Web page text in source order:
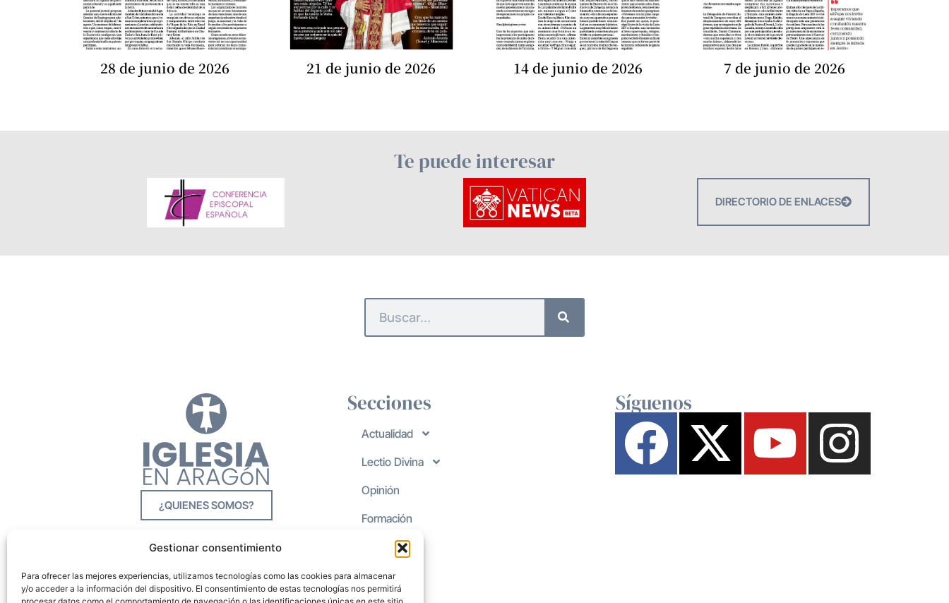
Gestionar consentimiento
Para ofrecer las mejores experiencias, utilizamos tecnologías como las cookies para almacenar
y/o acceder a la información del dispositivo. El consentimiento de estas tecnologías nos permitirá
28 de junio de 2026 21 de junio de 2026 14 de junio de 2026 7 de junio de 2026
Te puede interesar
DIRECTORIO DE ENLACES
¿QUIENES SOMOS?
Secciones
Actualidad
Lectio Divina
Opinión
Formación
Síguenos